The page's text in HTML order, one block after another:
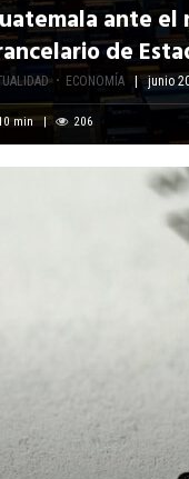
ante el
de
ECONOMÍA junio
min 206